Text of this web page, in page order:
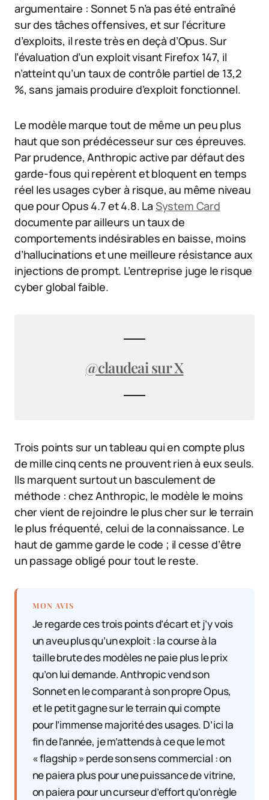
argumentaire : Sonnet 5 n’a pas été entraîné
sur des tâches offensives, et sur l’écriture
d’exploits, il reste très en deçà d’Opus. Sur
l’évaluation d’un exploit visant Firefox 147, il
n’atteint qu’un taux de contrôle partiel de 13,2
%, sans jamais produire d’exploit fonctionnel.
Le modèle marque tout de même un peu plus
haut que son prédécesseur sur ces épreuves.
Par prudence, Anthropic active par défaut des
garde-fous qui repèrent et bloquent en temps
réel les usages cyber à risque, au même niveau
que pour Opus 4.7 et 4.8. La System Card
documente par ailleurs un taux de
comportements indésirables en baisse, moins
d’hallucinations et une meilleure résistance aux
injections de prompt. L’entreprise juge le risque
cyber global faible.
@claudeai sur X
Trois points sur un tableau qui en compte plus
de mille cinq cents ne prouvent rien à eux seuls.
Ils marquent surtout un basculement de
méthode : chez Anthropic, le modèle le moins
cher vient de rejoindre le plus cher sur le terrain
le plus fréquenté, celui de la connaissance. Le
haut de gamme garde le code ; il cesse d’être
un passage obligé pour tout le reste.
MON AVIS
Je regarde ces trois points d’écart et j’y vois
un aveu plus qu’un exploit : la course à la
taille brute des modèles ne paie plus le prix
qu’on lui demande. Anthropic vend son
Sonnet en le comparant à son propre Opus,
et le petit gagne sur le terrain qui compte
pour l’immense majorité des usages. D’ici la
fin de l’année, je m’attends à ce que le mot
« flagship » perde son sens commercial : on
ne paiera plus pour une puissance de vitrine,
on paiera pour un curseur d’effort qu’on règle